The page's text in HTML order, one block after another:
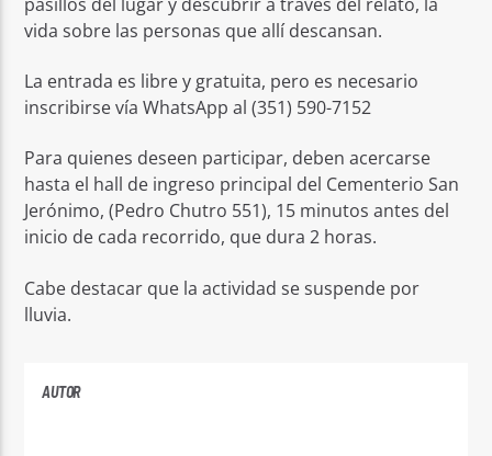
vida sobre las personas que allí descansan.
La entrada es libre y gratuita, pero es necesario
inscribirse vía WhatsApp al (351) 590-7152
Para quienes deseen participar, deben acercarse
hasta el hall de ingreso principal del Cementerio San
Jerónimo, (Pedro Chutro 551), 15 minutos antes del
inicio de cada recorrido, que dura 2 horas.
Cabe destacar que la actividad se suspende por
lluvia.
AUTOR